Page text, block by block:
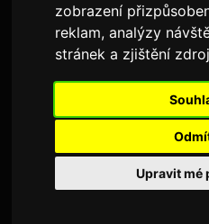
zobrazení
reklam, analýzy
stránek a zjištění
Upravit mé
Dejf
Čaukys všichni! Dlouho
mám založit účet na
tomu, že kvůli škole a
velice časově vytížený a
někým seznámit jinak